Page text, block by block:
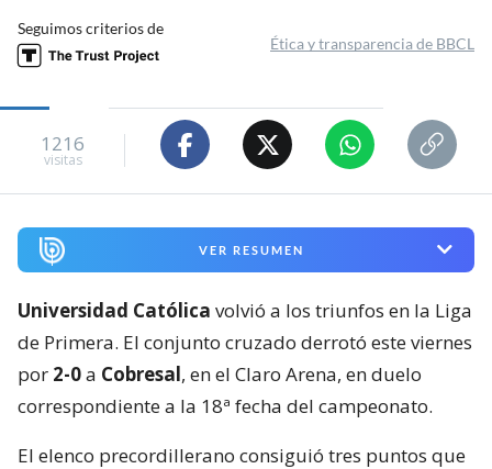
Seguimos criterios de
Ética y transparencia de BBCL
1216
visitas
VER RESUMEN
Universidad Católica volvió a los triunfos en la Liga
de Primera. El conjunto cruzado derrotó este viernes
por 2-0a Cobresal, en el Claro Arena, en duelo
correspondiente a la 18ª fecha del campeonato.
El elenco precordillerano consiguió tres puntos que